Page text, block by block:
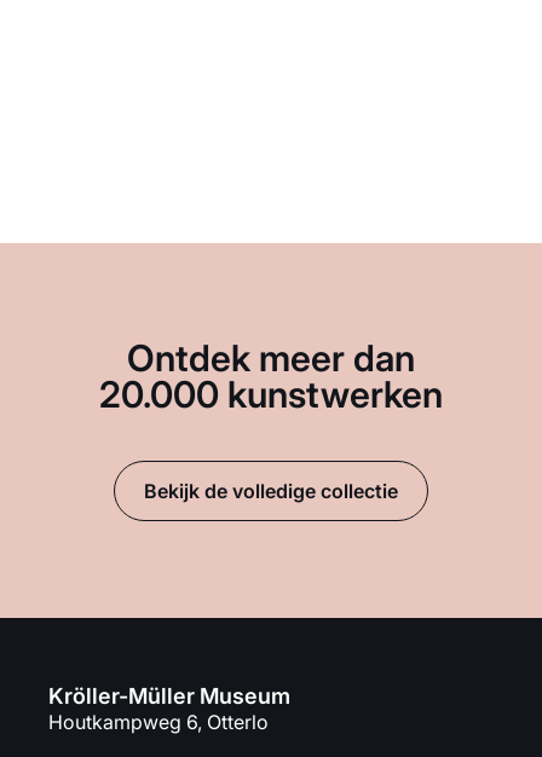
Ontdek meer dan
20.000 kunstwerken
Bekijk de volledige collectie
Kröller-Müller Museum
Houtkampweg 6, Otterlo